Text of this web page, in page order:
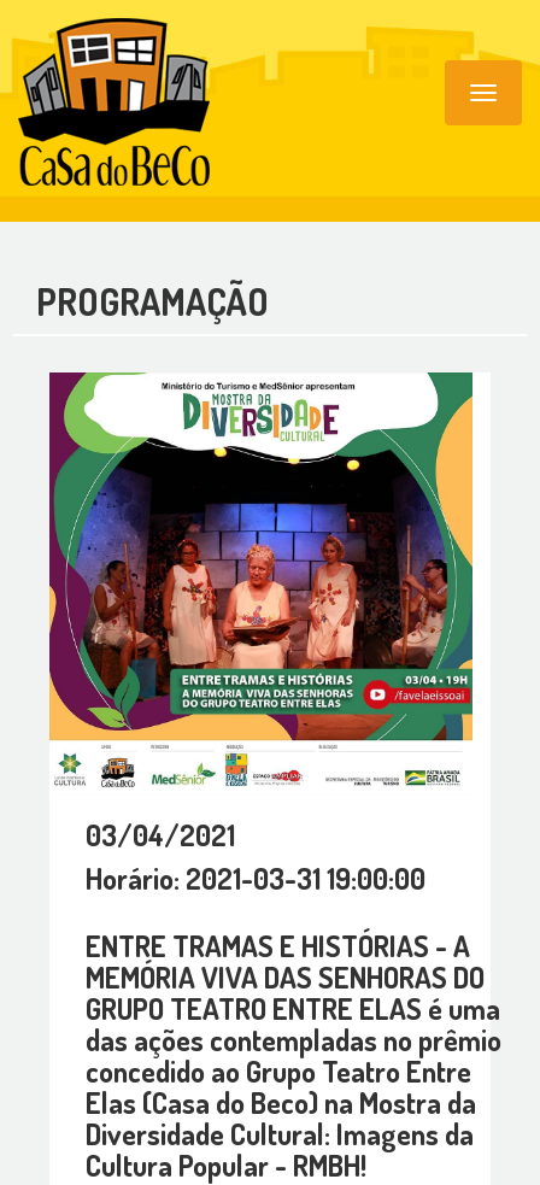
Toggle
PROGRAMAÇÃO
03/04/2021
Horário: 2021-03-31 19:00:00
ENTRE TRAMAS E HISTÓRIAS - A
MEMÓRIA VIVA DAS SENHORAS DO
GRUPO TEATRO ENTRE ELAS é uma
das ações contempladas no prêmio
concedido ao Grupo Teatro Entre
Elas (Casa do Beco) na Mostra da
Diversidade Cultural: Imagens da
Cultura Popular - RMBH!